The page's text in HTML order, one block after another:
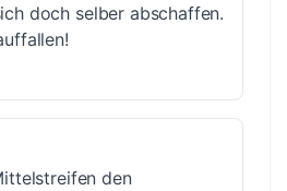
doch selber abschaffen.
den